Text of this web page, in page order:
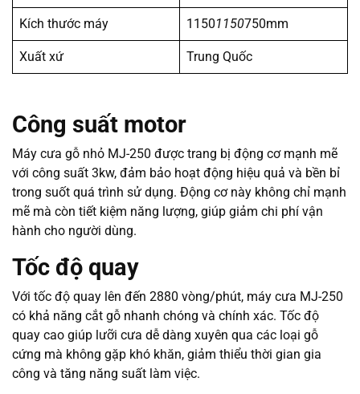
Kích thước máy 11501150750mm
Xuất xứ Trung Quốc
Công suất motor
Máy cưa gỗ nhỏ MJ-250 được trang bị động cơ mạnh mẽ
với công suất 3kw, đảm bảo hoạt động hiệu quả và bền bỉ
trong suốt quá trình sử dụng. Động cơ này không chỉ mạnh
mẽ mà còn tiết kiệm năng lượng, giúp giảm chi phí vận
hành cho người dùng.
Tốc độ quay
Với tốc độ quay lên đến 2880 vòng/phút, máy cưa MJ-250
có khả năng cắt gỗ nhanh chóng và chính xác. Tốc độ
quay cao giúp lưỡi cưa dễ dàng xuyên qua các loại gỗ
cứng mà không gặp khó khăn, giảm thiểu thời gian gia
công và tăng năng suất làm việc.